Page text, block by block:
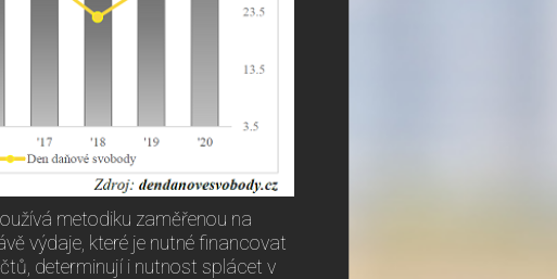
metodiku zaměřenou na
výdaje, které je nutné financovat
determinují i nutnost splácet v